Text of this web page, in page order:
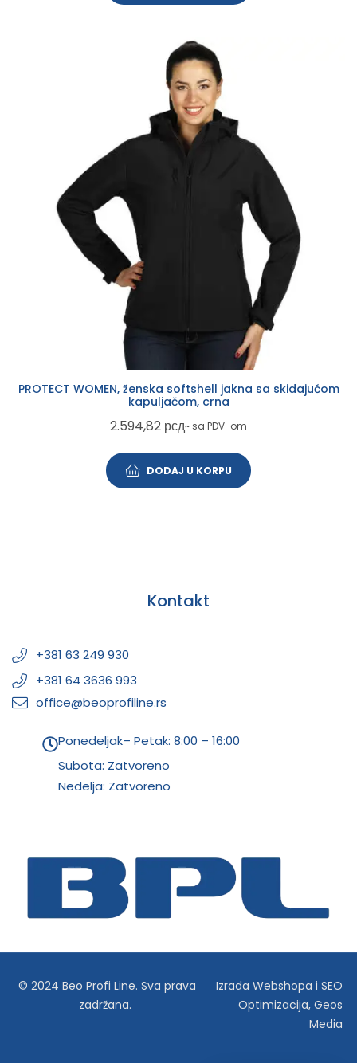
PROTECT WOMEN, ženska softshell jakna sa skidajućom
kapuljačom, crna
2.594,82 рсд~ sa PDV-om
DODAJ U KORPU
Kontakt
+381 63 249 930
+381 64 3636 993
office@beoprofiline.rs
Ponedeljak– Petak: 8:00 – 16:00
Subota: Zatvoreno
Nedelja: Zatvoreno
© 2024 Beo Profi Line. Sva prava
zadržana.
Izrada Webshopa iSEO
Optimizacija,Geos
Media